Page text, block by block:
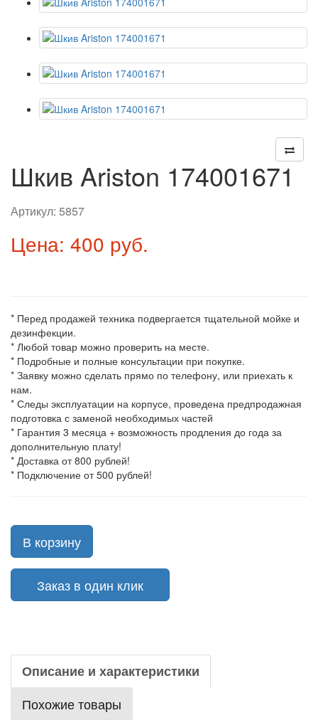
Шкив Ariston 174001671
Артикул: 5857
Цена: 400 руб.
* Перед продажей техника подвергается тщательной мойке и
дезинфекции.
* Любой товар можно проверить на месте.
* Подробные и полные консультации при покупке.
* Заявку можно сделать прямо по телефону, или приехать к
нам.
* Следы эксплуатации на корпусе, проведена предпродажная
подготовка с заменой необходимых частей
* Гарантия 3 месяца + возможность продления до года за
дополнительную плату!
* Доставка от 800 рублей!
* Подключение от 500 рублей!
В корзину
Заказ в один клик
Описание и характеристики
Похожие товары